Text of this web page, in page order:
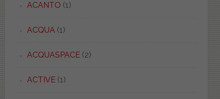
ACANTO (1)
ACQUA(1)
ACQUASPACE(2)
ACTIVE(1)